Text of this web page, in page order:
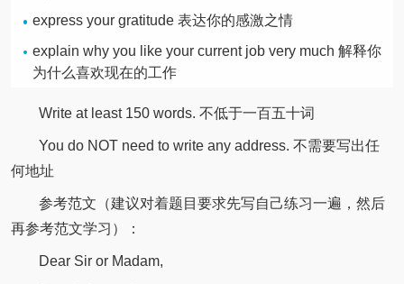
express your gratitude 表达你的感激之情
explain why you like your current job very much 解释你
为什么喜欢现在的工作
Write at least 150 words. 不低于一百五十词
You do NOT need to write any address. 不需要写出任
何地址
参考范文（建议对着题目要求先写自己练习一遍，然后
再参考范文学习）：
Dear Sir or Madam,